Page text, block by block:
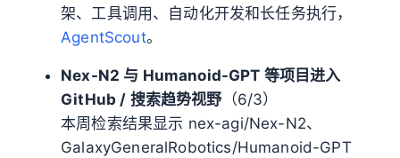
架、工具调用、自动化开发和长任务执行，
AgentScout。
Nex-N2 与 Humanoid-GPT 等项目进入
GitHub / 搜索趋势视野 （6/3）
本周检索结果显示 nex-agi/Nex-N2、
GalaxyGeneralRobotics/Humanoid-GPT